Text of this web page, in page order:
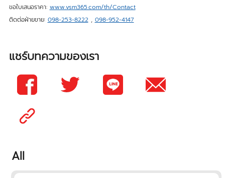
ขอใบเสนอราคา: www.vsm365.com/th/Contact
ติดต่อฝ่ายขาย: 098-253-8222, 098-952-4147
แชร์บทความของเรา
All